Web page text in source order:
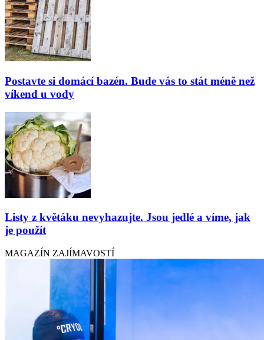
Postavte si domácí bazén. Bude vás to stát méně než
víkend u vody
Listy z květáku nevyhazujte. Jsou jedlé a víme, jak
je použít
MAGAZÍN ZAJÍMAVOSTÍ